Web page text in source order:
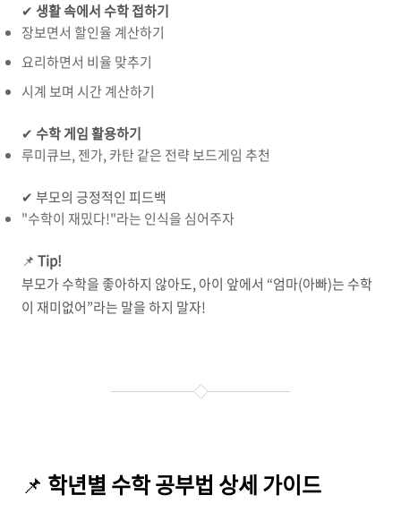
✔ 생활 속에서 수학 접하기
장보면서 할인율 계산하기
요리하면서 비율 맞추기
시계 보며 시간 계산하기
✔ 수학 게임 활용하기
루미큐브, 젠가, 카탄 같은 전략 보드게임 추천
✔ 부모의 긍정적인 피드백
"수학이 재밌다!"라는 인식을 심어주자
📌 Tip!
부모가 수학을 좋아하지 않아도, 아이 앞에서 “엄마(아빠)는 수학
이 재미없어”라는 말을 하지 말자!
📌 학년별 수학 공부법 상세 가이드